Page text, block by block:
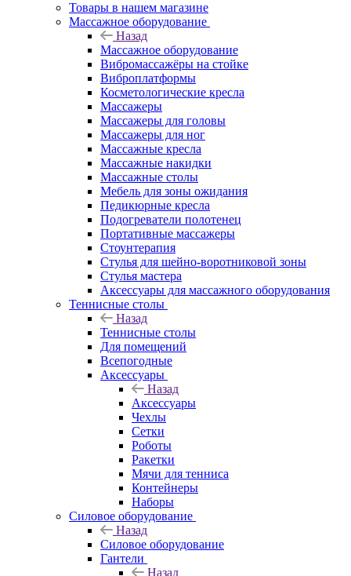
Товары в нашем магазине
Массажное оборудование
Назад
Массажное оборудование
Вибромассажёры на стойке
Виброплатформы
Косметологические кресла
Массажеры
Массажеры для головы
Массажеры для ног
Массажные кресла
Массажные накидки
Массажные столы
Мебель для зоны ожидания
Педикюрные кресла
Подогреватели полотенец
Портативные массажеры
Стоунтерапия
Стулья для шейно-воротниковой зоны
Стулья мастера
Аксессуары для массажного оборудования
Теннисные столы
Назад
Теннисные столы
Для помещений
Всепогодные
Аксессуары
Назад
Аксессуары
Чехлы
Сетки
Роботы
Ракетки
Мячи для тенниса
Контейнеры
Наборы
Силовое оборудование
Назад
Силовое оборудование
Гантели
Назад